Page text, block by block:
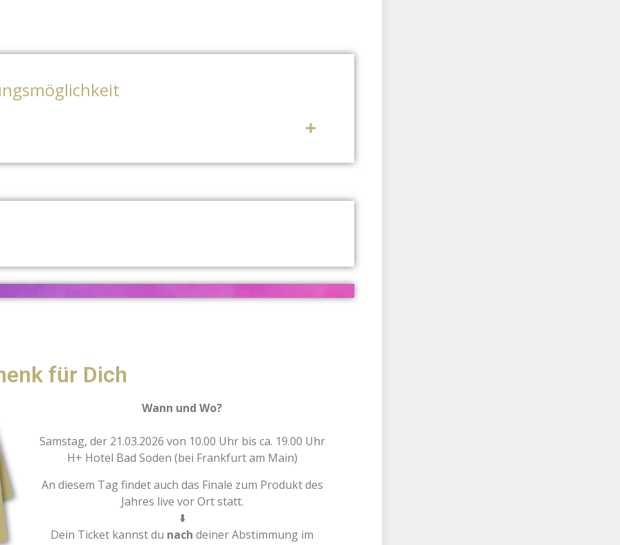
für Dich
Wann und Wo?
Samstag, der 21.03.2026 von 10.00 Uhr bis ca. 19.00 Uhr
H+ Hotel Bad Soden (bei Frankfurt am Main)
An diesem Tag findet auch das Finale zum Produkt des
Jahres live vor Ort statt.
⬇️
Dein Ticket kannst du nach deiner Abstimmung im